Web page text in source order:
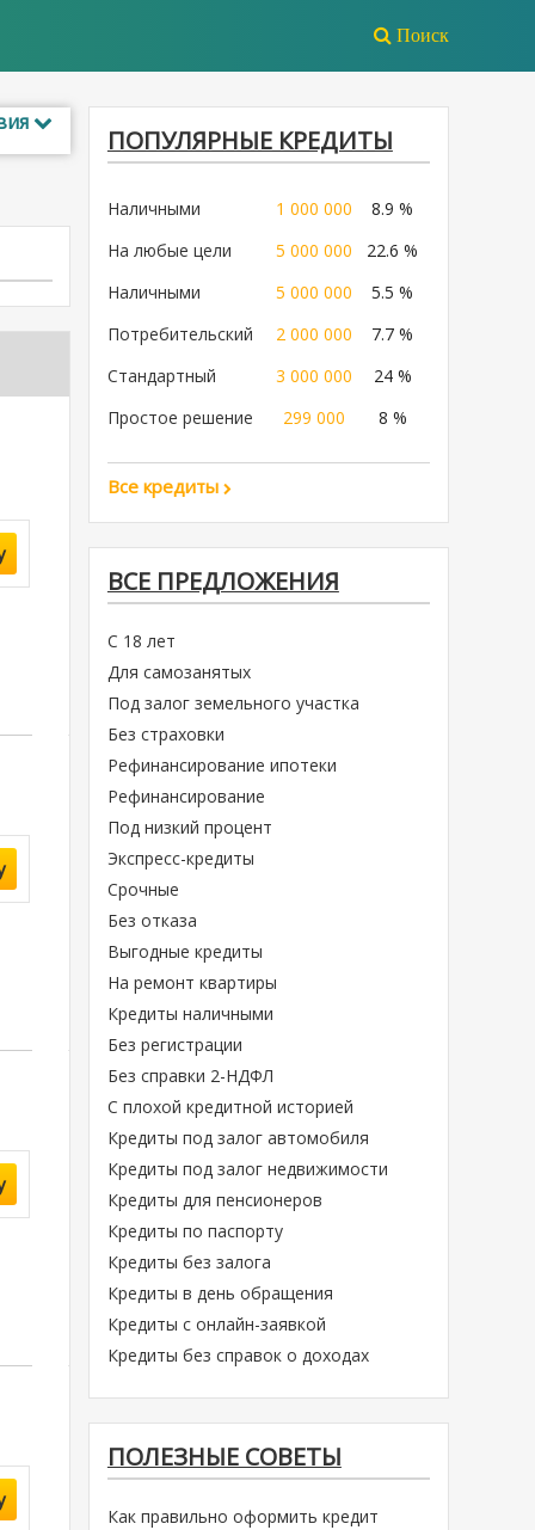
Поиск
ПОПУЛЯРНЫЕ КРЕДИТЫ
Наличными 1 000 000
8.9 %
На любые цели
5 000 000
22.6 %
Наличными
5 000 000
5.5 %
Потребительский
2 000 000
7.7 %
Стандартный
3 000 000
24 %
Простое решение
299 000 8 %
Все кредиты
ВСЕ ПРЕДЛОЖЕНИЯ
С 18 лет
Для самозанятых
Под залог земельного участка
Без страховки
Рефинансирование ипотеки
Рефинансирование
Под низкий процент
Экспресс-кредиты
Срочные
Без отказа
Выгодные кредиты
На ремонт квартиры
Кредиты наличными
Без регистрации
Без справки 2-НДФЛ
С плохой кредитной историей
Кредиты под залог автомобиля
Кредиты под залог недвижимости
Кредиты для пенсионеров
Кредиты по паспорту
Кредиты без залога
Кредиты в день обращения
Кредиты с онлайн-заявкой
Кредиты без справок о доходах
ПОЛЕЗНЫЕ СОВЕТЫ
Как правильно оформить кредит